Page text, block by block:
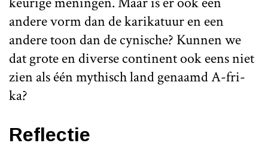
andere vorm dan de karikatuur en een
andere toon dan de cynische? Kunnen we
dat grote en diverse continent ook eens niet
zien als één mythisch land genaamd A-fri-
ka?
Reflectie